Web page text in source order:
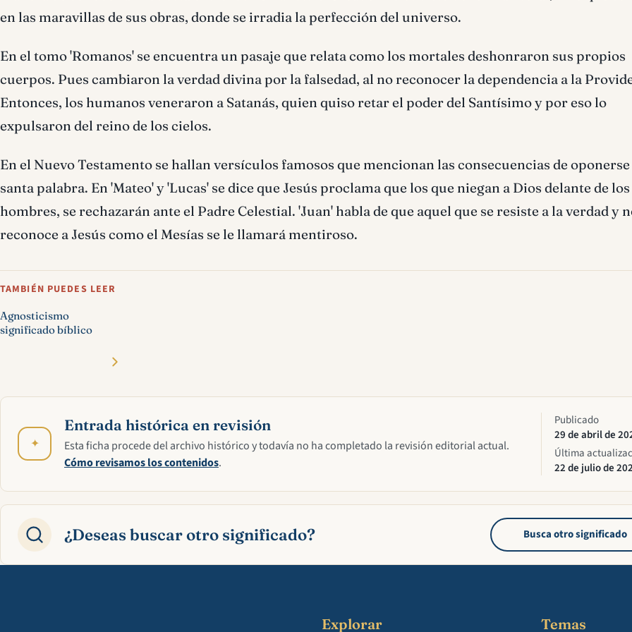
en las maravillas de sus obras, donde se irradia la perfección del universo.
En el tomo 'Romanos' se encuentra un pasaje que relata como los mortales deshonraron sus propios
cuerpos. Pues cambiaron la verdad divina por la falsedad, al no reconocer la dependencia a la
Entonces, los humanos veneraron a Satanás, quien quiso retar el poder del Santísimo y por eso lo
expulsaron del reino de los cielos.
En el Nuevo Testamento se hallan versículos famosos que mencionan las consecuencias de
santa palabra. En 'Mateo' y 'Lucas' se dice que Jesús proclama que los que niegan a Dios delante de los
hombres, se rechazarán ante el Padre Celestial. 'Juan' habla de que aquel que se resiste a la verdad y
reconoce a Jesús como el Mesías se le llamará mentiroso.
TAMBIÉN PUEDES LEER
Agnosticismo
significado bíblico
✦
Entrada histórica en revisión
Esta ficha procede del archivo histórico y todavía no ha completado la revisión editorial actual.
Cómo revisamos los contenidos.
Publicado
29 de abril de
Última
22 de julio de
¿Deseas buscar otro significado? Busca otro significado
Explorar Temas